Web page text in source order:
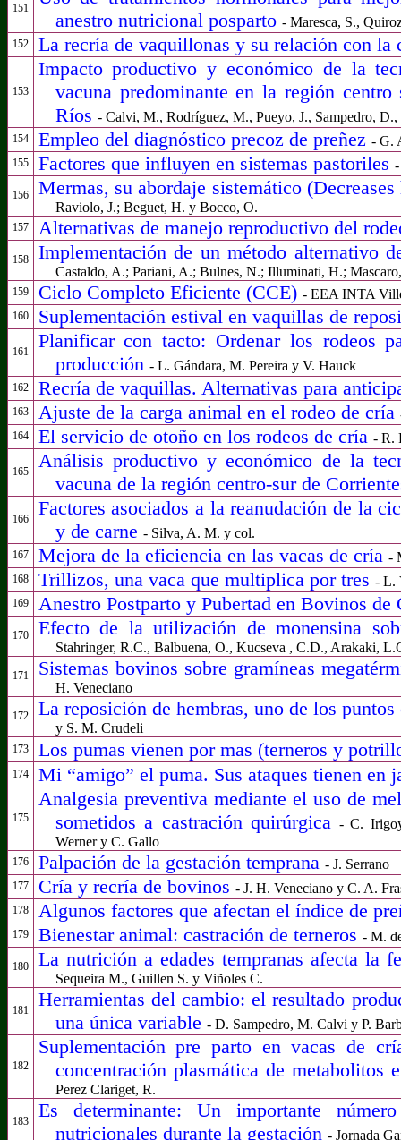
151
anestro nutricional posparto - Maresca, S.,
152 La recría de vaquillonas y su relación con la
153
Impacto productivo y económico de la
vacuna predominante en la región
Ríos - Calvi, M., Rodríguez, M., Pueyo, J., Sampedro,
154 Empleo del diagnóstico precoz de preñez - G.
155 Factores que influyen en sistemas pastoriles
156 Mermas, su abordaje sistemático
Raviolo, J.; Beguet, H. y Bocco, O.
157 Alternativas de manejo reproductivo del
158 Implementación de un método alternativo
Castaldo, A.; Pariani, A.; Bulnes, N.; Illuminati, H.;
159 Ciclo Completo Eficiente (CCE) - EEA INTA
160 Suplementación estival en vaquillas de
161
Planificar con tacto: Ordenar los rodeos
producción - L. Gándara, M. Pereira y V. Hauck
162 Recría de vaquillas. Alternativas para
163 Ajuste de la carga animal en el rodeo de cría
164 El servicio de otoño en los rodeos de cría - R.
165
Análisis productivo y económico de la
vacuna de la región centro-sur de
166
Factores asociados a la reanudación de la
y de carne - Silva, A. M. y col.
167 Mejora de la eficiencia en las vacas de cría -
168 Trillizos, una vaca que multiplica por tres - L.
169 Anestro Postparto y Pubertad en Bovinos
170 Efecto de la utilización de monensina
Stahringer, R.C., Balbuena, O., Kucseva , C.D., Arakaki,
171 Sistemas bovinos sobre gramíneas
H. Veneciano
172 La reposición de hembras, uno de los
y S. M. Crudeli
173 Los pumas vienen por mas (terneros y
174 Mi “amigo” el puma. Sus ataques tienen en
175
Analgesia preventiva mediante el uso de
sometidos a castración quirúrgica- C.
Werner y C. Gallo
176 Palpación de la gestación temprana - J. Serrano
177 Cría y recría de bovinos - J. H. Veneciano y C. A.
178 Algunos factores que afectan el índice de
179 Bienestar animal: castración de terneros - M.
180 La nutrición a edades tempranas afecta la
Sequeira M., Guillen S. y Viñoles C.
181
Herramientas del cambio: el resultado
una única variable - D. Sampedro, M. Calvi y P.
182
Suplementación pre parto en vacas de
concentración plasmática de metabolitos
Perez Clariget, R.
183
Es determinante: Un importante
nutricionales durante la gestación - Jornada